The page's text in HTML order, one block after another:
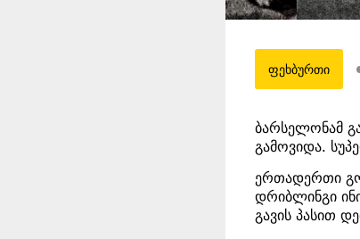
ფეხბურთი
ბარსელონამ
გამოვიდა.
ერთადერთი
დრიბლინგი
გავის პასით